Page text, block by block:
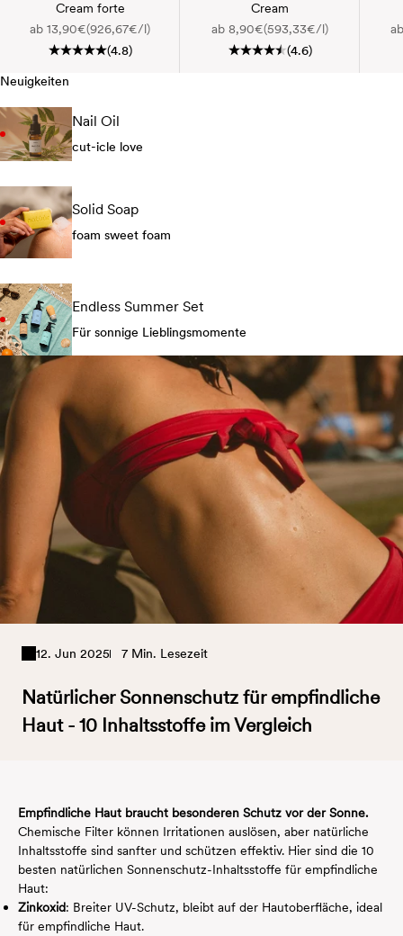
Cream forte
Angebot
ab 13,90€(926,67€/l)
(4.8)
Cream
Angebot
ab 8,90€(593,33€/l)
(4.6)
Neuigkeiten
Nail Oil
cut-icle love
Solid Soap
foam sweet foam
Endless Summer Set
Für sonnige Lieblingsmomente
12. Jun 2025 7 Min. Lesezeit
Natürlicher Sonnenschutz für empfindliche
Haut - 10 Inhaltsstoffe im Vergleich
Empfindliche Haut braucht besonderen Schutz vor der Sonne.
Chemische Filter können Irritationen auslösen, aber natürliche
Inhaltsstoffe sind sanfter und schützen effektiv. Hier sind die 10
besten natürlichen Sonnenschutz-Inhaltsstoffe für empfindliche
Haut:
Zinkoxid: Breiter UV-Schutz, bleibt auf der Hautoberfläche, ideal
für empfindliche Haut.